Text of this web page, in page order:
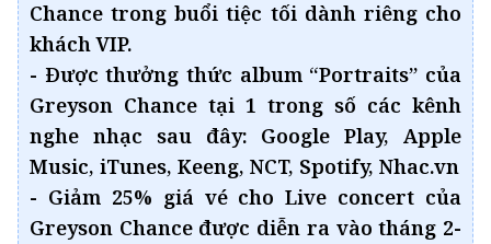
Chance trong buổi tiệc tối dành riêng cho
khách VIP.
- Được thưởng thức album “Portraits” của
Greyson Chance tại 1 trong số các kênh
nghe nhạc sau đây: Google Play, Apple
Music, iTunes, Keeng, NCT, Spotify, Nhac.vn
- Giảm 25% giá vé cho Live concert của
Greyson Chance được diễn ra vào tháng 2-